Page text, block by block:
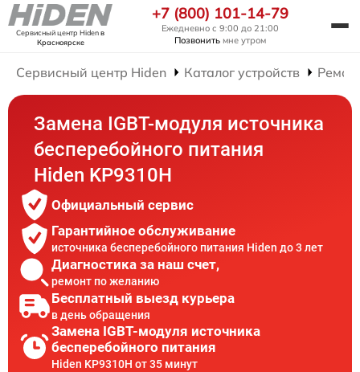
Сервисный центр Hidenв
Красноярске
+7 (800) 101-14-79
Ежедневно с 9:00 до 21:00
Позвонить мне утром
Сервисный центр Hiden Каталог устройств
Замена IGBT-модуля источника
бесперебойного питания
Hiden KP9310H
Официальный сервис
Гарантийное обслуживание
источника бесперебойного питания Hiden до 3 лет
Диагностика за наш счет,
ремонт по желанию
Бесплатный выезд курьера
в день обращения
Замена IGBT-модуля источника
бесперебойного питания
Hiden KP9310H от 35 минут